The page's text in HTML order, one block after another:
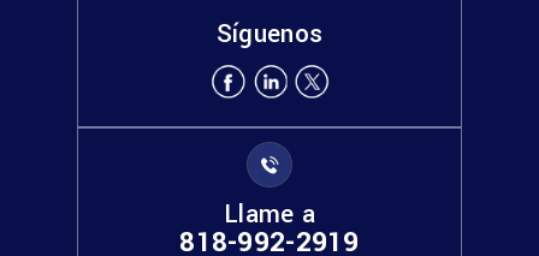
Síguenos
Llame a
818-992-2919